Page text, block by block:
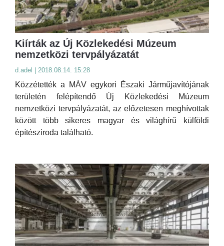
Kiírták az Új Közlekedési Múzeum
nemzetközi tervpályázatát
d.adel | 2018.08.14. 15:28
Közzétették a MÁV egykori Északi Járműjavítójának
területén felépítendő Új Közlekedési Múzeum
nemzetközi tervpályázatát, az előzetesen meghívottak
között több sikeres magyar és világhírű külföldi
építésziroda található.